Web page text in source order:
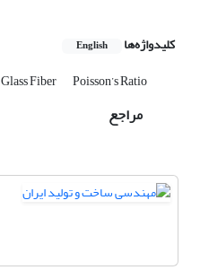
کلیدواژه‌ها English
Glass Fiber Poisson’s Ratio
مراجع